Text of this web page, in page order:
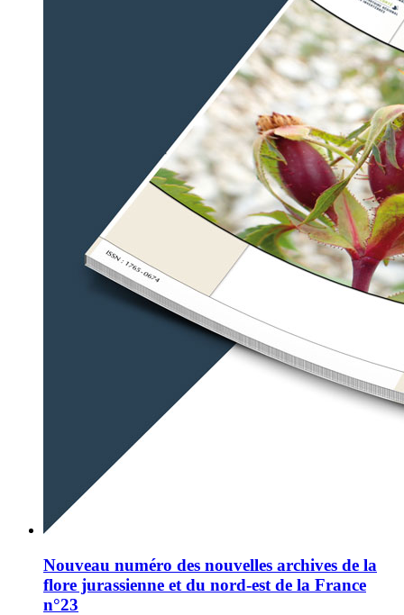
Nouveau numéro des nouvelles archives de la
flore jurassienne et du nord-est de la France
n°23